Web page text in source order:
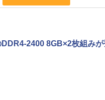
2400 8GB×2枚組み